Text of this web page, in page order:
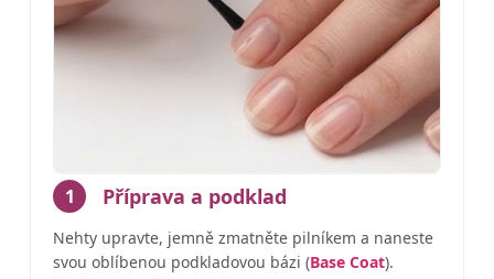
1 Příprava a podklad
Nehty upravte, jemně zmatněte pilníkem a naneste
svou oblíbenou podkladovou bázi (Base Coat).